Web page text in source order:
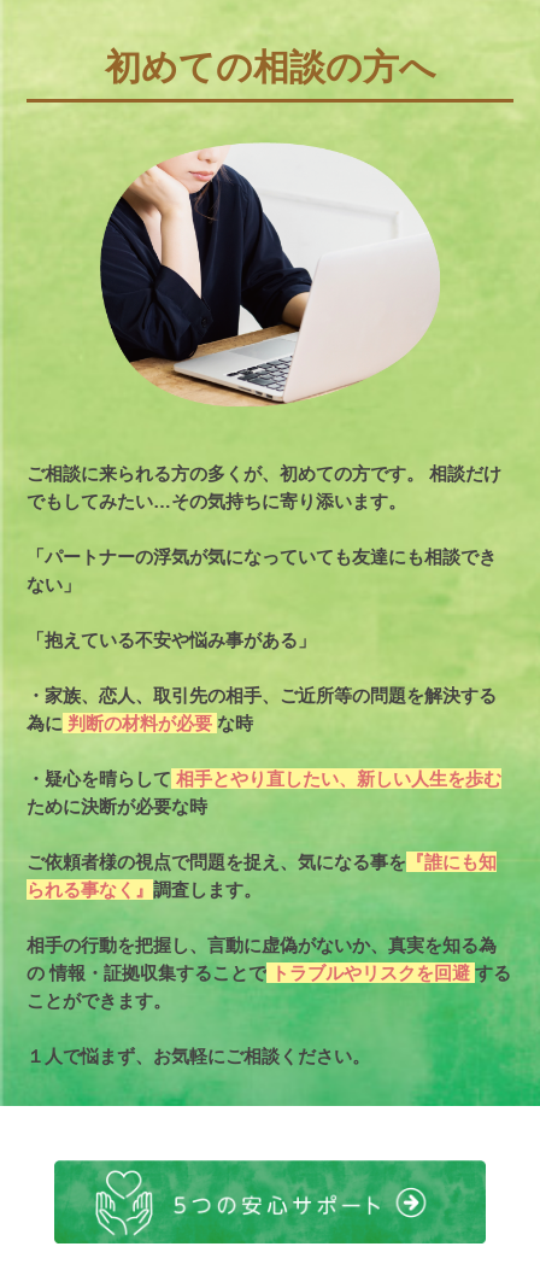
初めての相談の方へ
ご相談に来られる方の多くが、初めての方です。
相談だけ
でもしてみたい…その気持ちに寄り添います。
「パートナーの浮気が気になっていても友達にも相談でき
ない」
「抱えている不安や悩み事がある」
・家族、恋人、取引先の相手、ご近所等の問題を解決する
為に 判断の材料が必要な時
・疑心を晴らして 相手とやり直したい、新しい人生を歩む
ために決断が必要な時
ご依頼者様の視点で問題を捉え、気になる事を 『誰にも知
られる事なく』調査します。
相手の行動を把握し、言動に虚偽がないか、真実を知る為
の情報・証拠収集することで トラブルやリスクを回避する
ことができます。
１人で悩まず、お気軽にご相談ください。